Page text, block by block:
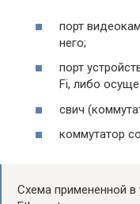
порт
него;
порт
Fi, либо
свич
коммутатор
Схема примененной в